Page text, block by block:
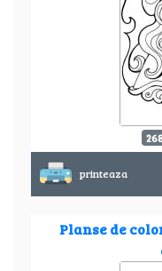
printeaza
Planse de